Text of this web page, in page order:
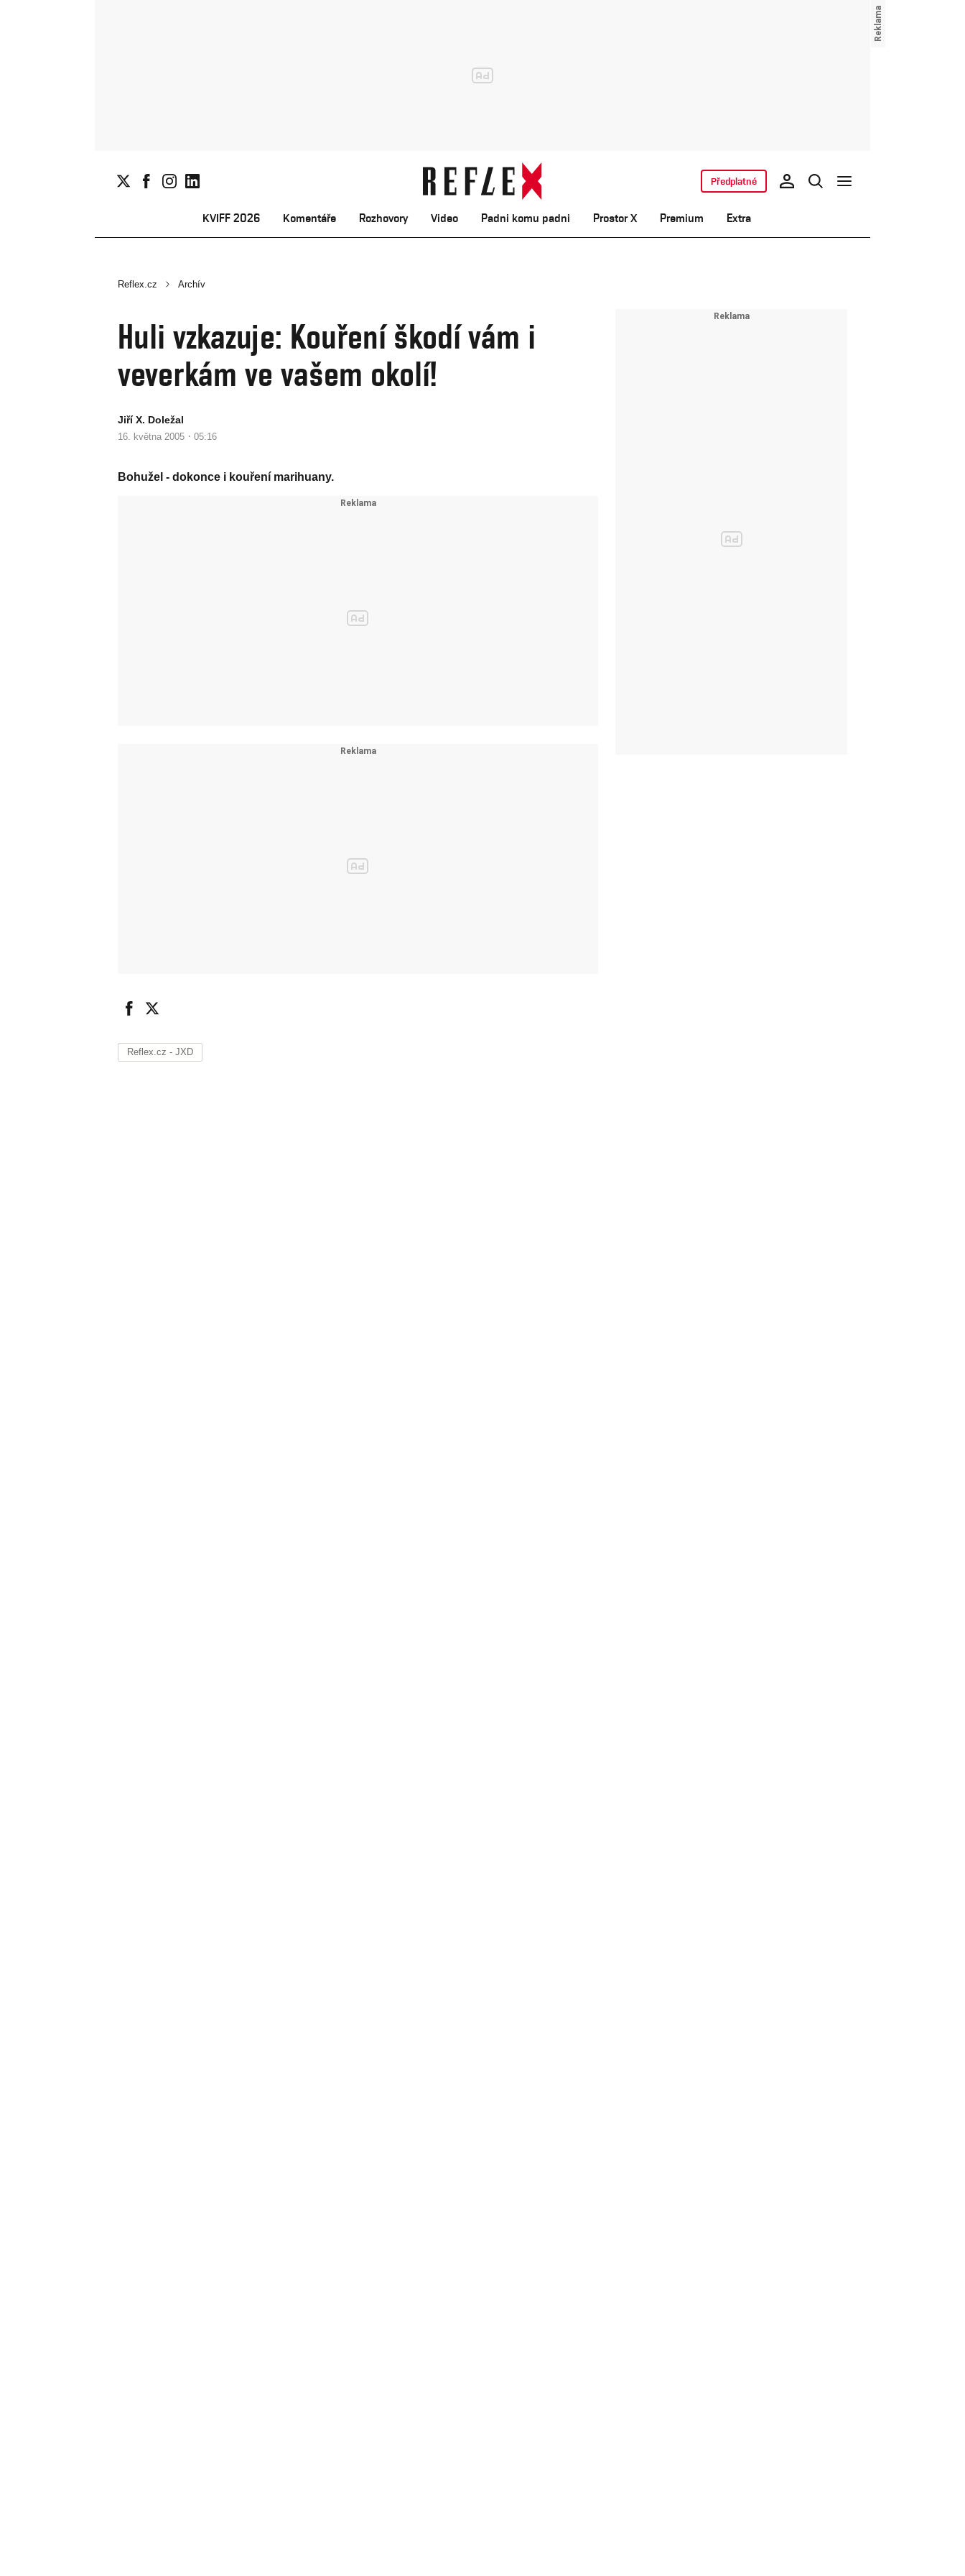
KVIFF 2026 Komentáře Rozhovory Video Padni komu padni Prostor X Premium Extra
Předplatné
Reflex.cz Archív
Huli vzkazuje: Kouření škodí vám i
veverkám ve vašem okolí!
Jiří X. Doležal
16. května 2005 · 05:16
Bohužel - dokonce i kouření marihuany.
Reflex.cz - JXD